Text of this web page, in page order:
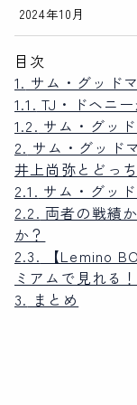
2024年10月
目次
1. サム・グッド
1.1. TJ・ドヘニ
1.2. サム・グッ
2. サム・グッド
井上尚弥とどっ
2.1. サム・グッ
2.2. 両者の戦績
か？
2.3. 【Lemino
ミアムで見れる！
3. まとめ